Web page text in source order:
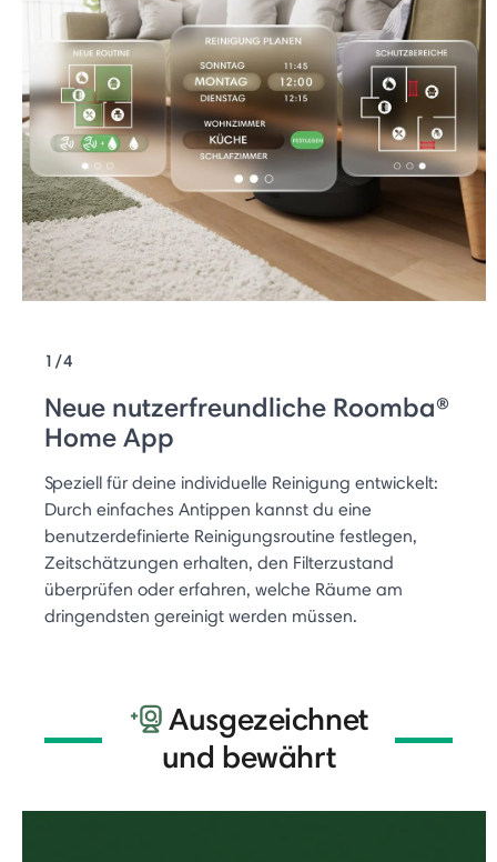
1/4
Neue nutzerfreundliche Roomba®
Home App
Speziell für deine individuelle Reinigung entwickelt:
Durch einfaches Antippen kannst du eine
benutzerdefinierte Reinigungsroutine festlegen,
Zeitschätzungen erhalten, den Filterzustand
überprüfen oder erfahren, welche Räume am
dringendsten gereinigt werden müssen.
Ausgezeichnet
und bewährt